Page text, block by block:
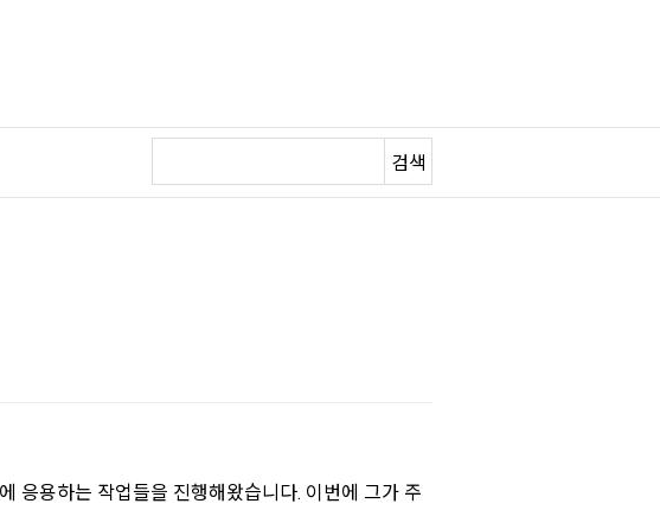
검색
응용하는 작업들을 진행해왔습니다. 이번에 그가 주